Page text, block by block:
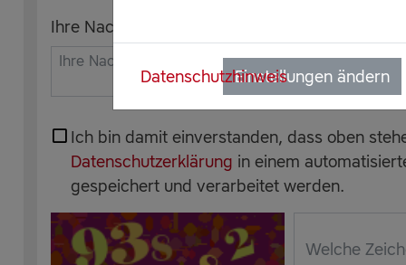
Ihre Nachricht
Ich bin damit einverstanden, dass oben
Datenschutzerklärung in einem
gespeichert und verarbeitet werden.
DatenschutzhinweisEinstellungen ändern